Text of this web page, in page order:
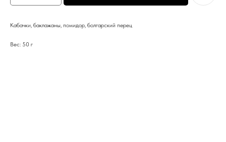
Кабачки, баклажаны, помидор, болгарский перец
Вес: 50 г